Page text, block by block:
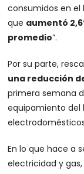
consumidos en
que aumentó
promedio”.
Por su parte,
una reducción
primera semana
equipamiento del
En lo que hace a
electricidad y